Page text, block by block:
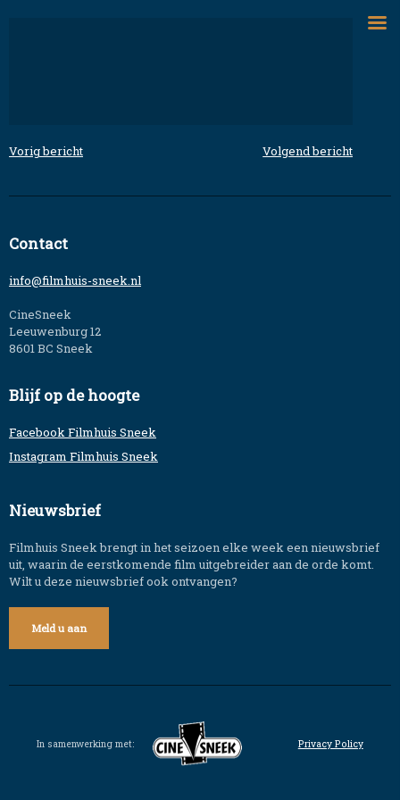
Bericht
navigatie
Vorig bericht Volgend bericht
Contact
info@filmhuis-sneek.nl
CineSneek
Leeuwenburg 12
8601 BC Sneek
Blijf op de hoogte
Facebook Filmhuis Sneek
Instagram Filmhuis Sneek
Nieuwsbrief
Filmhuis Sneek brengt in het seizoen elke week een nieuwsbrief
uit, waarin de eerstkomende film uitgebreider aan de orde komt.
Wilt u deze nieuwsbrief ook ontvangen?
Meld u aan
In samenwerking met: Privacy Policy